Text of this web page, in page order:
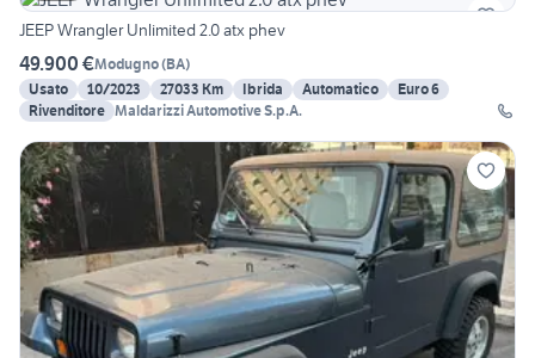
JEEP Wrangler Unlimited 2.0 atx phev
49.900 €Modugno(BA)
Usato
10/2023 27033 Km Ibrida Automatico
Euro 6
Rivenditore Maldarizzi Automotive S.p.A.